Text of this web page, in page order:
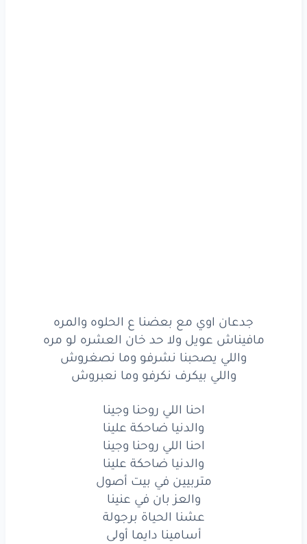
جدعان اوي مع بعضنا ع الحلوه والمره
مافيناش عويل ولا حد خان العشره لو مره
واللي يصحبنا نشرفو وما نصغروش
واللي بيكرف نكرفو وما نعبروش
احنا اللي روحنا وجينا
والدنيا ضاحكة علينا
احنا اللي روحنا وجينا
والدنيا ضاحكة علينا
متربيين في بيت أصول
والعز بان في عنينا
عشنا الحياة برجولة
أسامينا دايما أولى